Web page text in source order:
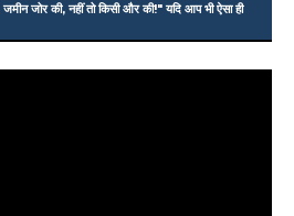
जोर की, नहीं तो किसी और की!" यदि आप भी ऐसा ही